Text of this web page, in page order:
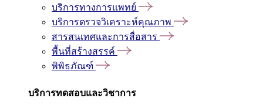
บริการทางการแพทย์
บริการตรวจวิเคราะห์คุณภาพ
สารสนเทศและการสื่อสาร
พื้นที่สร้างสรรค์
พิพิธภัณฑ์
บริการทดสอบและวิชาการ